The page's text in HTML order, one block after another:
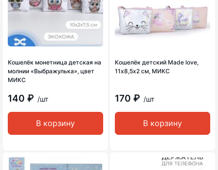
Кошелёк монетница детская на
молнии «Выбражулька», цвет
МИКС
140 ₽ /шт
В корзину
Кошелёк детский Made love,
11х8,5х2 см, МИКС
170 ₽ /шт
В корзину